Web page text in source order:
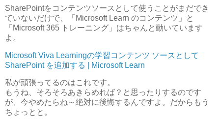
SharePointをコンテンツソースとして使うことがまだでき
ていないだけで、「Microsoft Learn のコンテンツ」と
「Microsoft 365 トレーニング」はちゃんと動いています
よ。
Microsoft Viva Learningの学習コンテンツ ソースとして
SharePoint を追加する | Microsoft Learn
私が頑張ってるのはこれです。
もうね、そろそろあきらめれば？と思ったりするのです
が、今やめたらね～絶対に後悔するんですよ。だからもう
ちょっとと。